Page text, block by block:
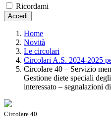
Ricordami
Accedi
Home
Novità
Le circolari
Circolari A.S. 2024-2025
Circolare 40 – Servizio
Gestione diete speciali
interessato – segnalazioni
Circolare 40